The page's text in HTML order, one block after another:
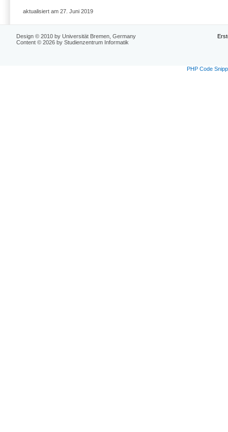
aktualisiert am 27. Juni 2019
Design © 2010 by Universität Bremen, Germany
Content © 2026 by Studienzentrum Informatik
PHP Code